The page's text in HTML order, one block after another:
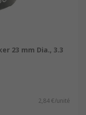
23 mm Dia., 3.3
2,84 €/unité